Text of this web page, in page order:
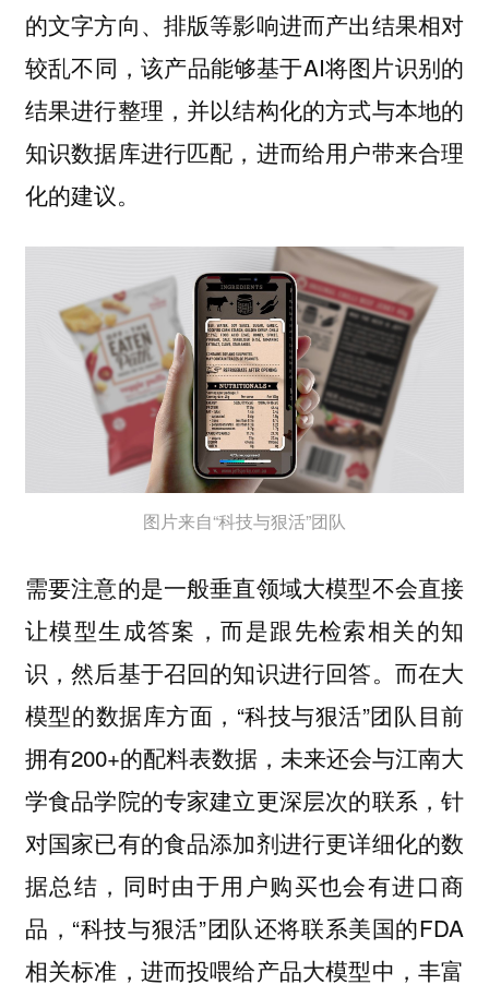
的文字方向、排版等影响进而产出结果相对
较乱不同，该产品能够基于AI将图片识别的
结果进行整理，并以结构化的方式与本地的
知识数据库进行匹配，进而给用户带来合理
化的建议。
图片来自“科技与狠活”团队
需要注意的是一般垂直领域大模型不会直接
让模型生成答案，而是跟先检索相关的知
识，然后基于召回的知识进行回答。而在大
模型的数据库方面，“科技与狠活”团队目前
拥有200+的配料表数据，未来还会与江南大
学食品学院的专家建立更深层次的联系，针
对国家已有的食品添加剂进行更详细化的数
据总结，同时由于用户购买也会有进口商
品，“科技与狠活”团队还将联系美国的FDA
相关标准，进而投喂给产品大模型中，丰富